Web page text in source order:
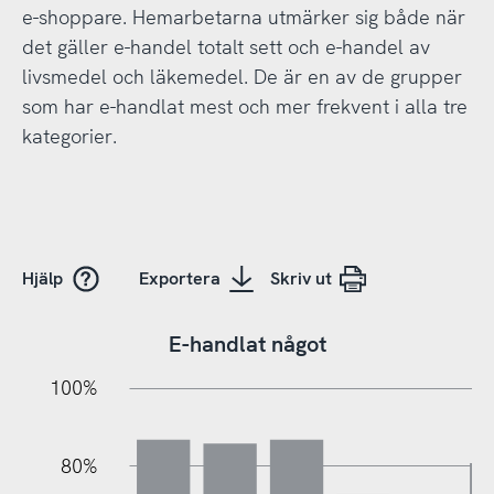
e-shoppare. Hemarbetarna utmärker sig både när
det gäller e-handel totalt sett och e-handel av
livsmedel och läkemedel. De är en av de grupper
som har e-handlat mest och mer frekvent i alla tre
kategorier.
Hjälp Exportera Skriv ut
E-handlat något
80%
100%